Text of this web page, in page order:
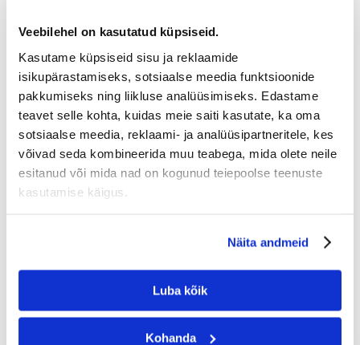
Veebilehel on kasutatud küpsiseid.
Kasutame küpsiseid sisu ja reklaamide
isikupärastamiseks, sotsiaalse meedia funktsioonide
pakkumiseks ning liikluse analüüsimiseks. Edastame
teavet selle kohta, kuidas meie saiti kasutate, ka oma
sotsiaalse meedia, reklaami- ja analüüsipartneritele, kes
võivad seda kombineerida muu teabega, mida olete neile
esitanud või mida nad on kogunud teiepoolse teenuste
kasutamise käigus.
Näita andmeid
Luba kõik
Kohanda
Tootmis- ja tarnetingimused
Meist
Kontaktid
Makse
Autoriõigused
Ostutingimused
Isikuandmete töötlemise tingimused ja kord
Küpsised
ZOOMBOOKi jagamisreeglid
Konkursi „Kuu kauneim fotoraamat“ tingimused
Mängu korraldaja: BALTO trader UAB, registreerimisnumber
302429186, registreeritud aadress: Utenos g. 41B, Vilnius (edaspidi
Mängu asukoht: mängu korraldajale kuuluv veebisait